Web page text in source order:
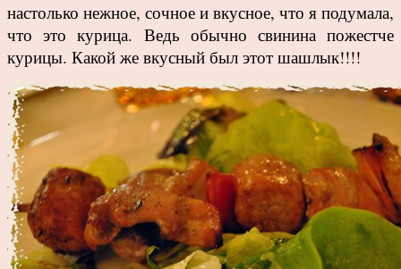
настолько нежное, сочное и вкусное, что я подумала,
что это курица. Ведь обычно свинина пожестче
курицы. Какой же вкусный был этот шашлык!!!!